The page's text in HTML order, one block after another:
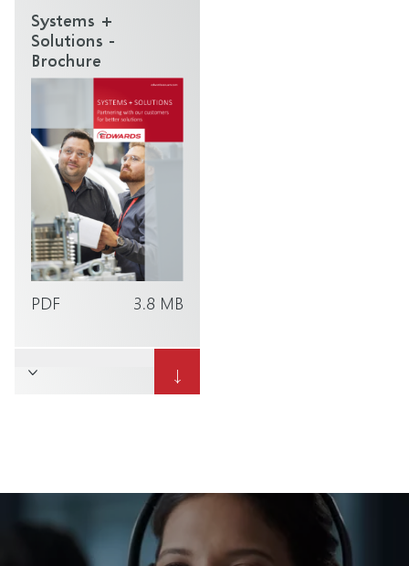
Systems +
Solutions -
Brochure
PDF 3.8 MB
↓